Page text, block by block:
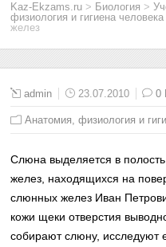
Kaz-Ekzams.ru > Биология >
физиология и гигиена человека
желез
admin 23.07.2010 0
Анатомия, физиология и
Слюна выделяется в
желез, находящихся на
слюнных желез Иван
кожи щеки отверстия
собирают слюну, исследуют